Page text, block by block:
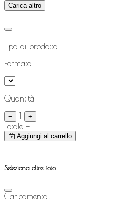
Carica altro
Tipo di prodotto
Formato
Quantità
− 1 +
Totale —
Aggiungi al carrello
Seleziona altre foto
Caricamento...